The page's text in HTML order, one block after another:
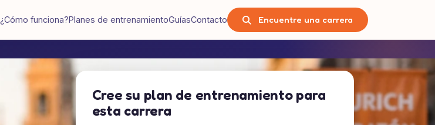
¿Cómo funciona?Planes de entrenamientoGuíasContacto Encuentre una carrera
Cree su plan de entrenamiento para
esta carrera